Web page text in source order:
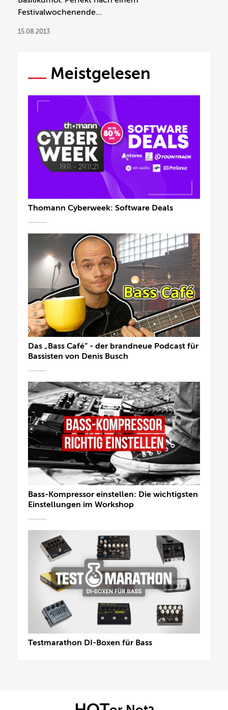
Festivalwochenende...
15.08.2013
Meistgelesen
Thomann Cyberweek: Software Deals
Das „Bass Café“ - der brandneue Podcast für
Bassisten von Denis Busch
Bass-Kompressor einstellen: Die wichtigsten
Einstellungen im Workshop
Testmarathon DI-Boxen für Bass